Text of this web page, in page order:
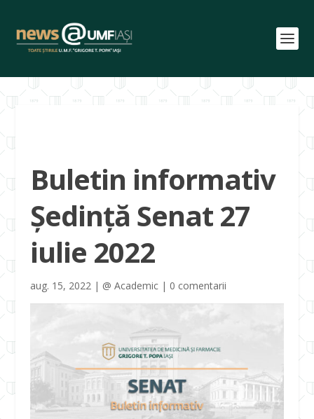
Buletin informativ
Ședință Senat 27
iulie 2022
aug. 15, 2022| @ Academic| 0 comentarii